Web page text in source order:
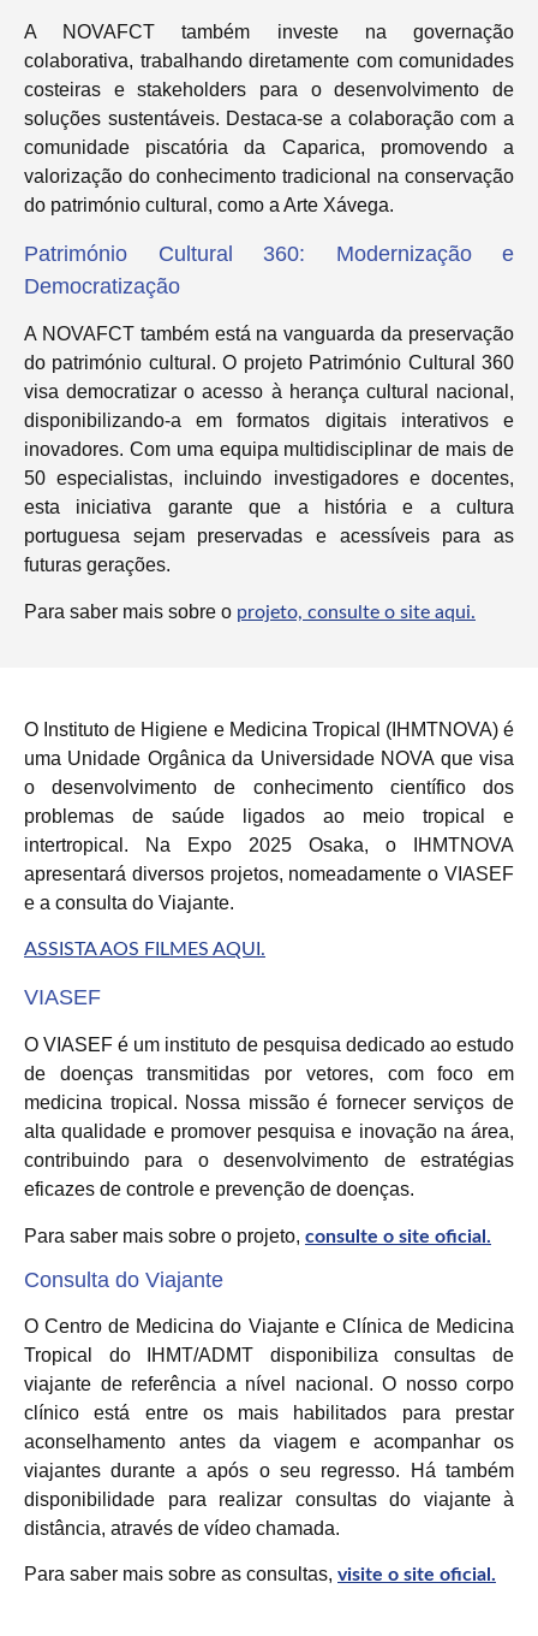
A NOVAFCT também investe na governação
colaborativa, trabalhando diretamente com comunidades
costeiras e stakeholders para o desenvolvimento de
soluções sustentáveis. Destaca-se a colaboração com a
comunidade piscatória da Caparica, promovendo a
valorização do conhecimento tradicional na conservação
do património cultural, como a Arte Xávega.
Património Cultural 360: Modernização e
Democratização
A NOVAFCT também está na vanguarda da preservação
do património cultural. O projeto Património Cultural 360
visa democratizar o acesso à herança cultural nacional,
disponibilizando-a em formatos digitais interativos e
inovadores. Com uma equipa multidisciplinar de mais de
50 especialistas, incluindo investigadores e docentes,
esta iniciativa garante que a história e a cultura
portuguesa sejam preservadas e acessíveis para as
futuras gerações.
Para saber mais sobre o projeto, consulte o site aqui.
O Instituto de Higiene e Medicina Tropical (IHMTNOVA) é
uma Unidade Orgânica da Universidade NOVA que visa
o desenvolvimento de conhecimento científico dos
problemas de saúde ligados ao meio tropical e
intertropical. Na Expo 2025 Osaka, o IHMTNOVA
apresentará diversos projetos, nomeadamente o VIASEF
e a consulta do Viajante.
ASSISTA AOS FILMES AQUI.
VIASEF
O VIASEF é um instituto de pesquisa dedicado ao estudo
de doenças transmitidas por vetores, com foco em
medicina tropical. Nossa missão é fornecer serviços de
alta qualidade e promover pesquisa e inovação na área,
contribuindo para o desenvolvimento de estratégias
eficazes de controle e prevenção de doenças.
Para saber mais sobre o projeto, consulte o site oficial.
Consulta do Viajante
O Centro de Medicina do Viajante e Clínica de Medicina
Tropical do IHMT/ADMT disponibiliza consultas de
viajante de referência a nível nacional. O nosso corpo
clínico está entre os mais habilitados para prestar
aconselhamento antes da viagem e acompanhar os
viajantes durante a após o seu regresso. Há também
disponibilidade para realizar consultas do viajante à
distância, através de vídeo chamada.
Para saber mais sobre as consultas, visite o site oficial.